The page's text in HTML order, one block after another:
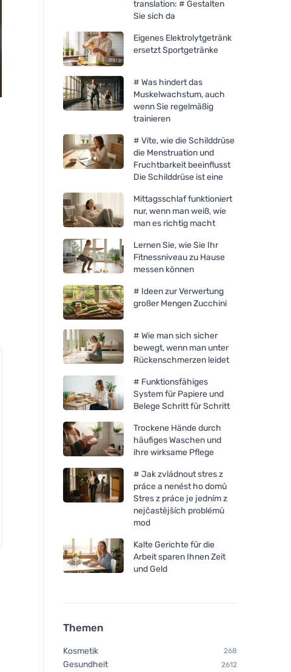
Mulieres Kerze im Glas -
unparfümiert (180 ml) - bis
zu 35 Stunden Brenndauer
translation: # Gestalten
Sie sich da
Eigenes Elektrolytgetränk
ersetzt Sportgetränke
# Was hindert das
Muskelwachstum, auch
wenn Sie regelmäßig
trainieren
# Víte, wie die Schilddrüse
die Menstruation und
Fruchtbarkeit beeinflusst
Die Schilddrüse ist eine
Mittagsschlaf funktioniert
nur, wenn man weiß, wie
man es richtig macht
Lernen Sie, wie Sie Ihr
Fitnessniveau zu Hause
messen können
# Ideen zur Verwertung
großer Mengen Zucchini
# Wie man sich sicher
bewegt, wenn man unter
Rückenschmerzen leidet
# Funktionsfähiges
System für Papiere und
Belege Schritt für Schritt
Trockene Hände durch
häufiges Waschen und
ihre wirksame Pflege
# Jak zvládnout stres z
práce a nenést ho domů
Stres z práce je jedním z
nejčastějších problémů
mod
Kalte Gerichte für die
Arbeit sparen Ihnen Zeit
und Geld
Themen
Kosmetik 268
Gesundheit 2612